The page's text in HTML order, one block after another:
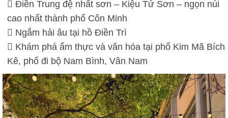
 Điền Trung đệ nhất sơn – Kiệu Tử Sơn – ngọn núi
cao nhất thành phố Côn Minh
 Ngắm hải âu tại hồ Điền Trì
 Khám phá ẩm thực và văn hóa tại phố Kim Mã Bích
Kê, phố đi bộ Nam Bình, Vân Nam